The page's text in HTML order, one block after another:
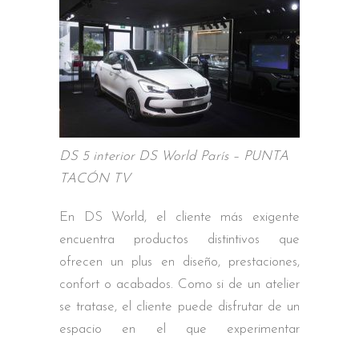
DS 5 interior DS World París – PUNTA
TACÓN TV
En DS World, el cliente más exigente
encuentra productos distintivos que
ofrecen un plus en diseño, prestaciones,
confort o acabados. Como si de un atelier
se tratase, el cliente puede disfrutar de un
espacio en el que experimentar